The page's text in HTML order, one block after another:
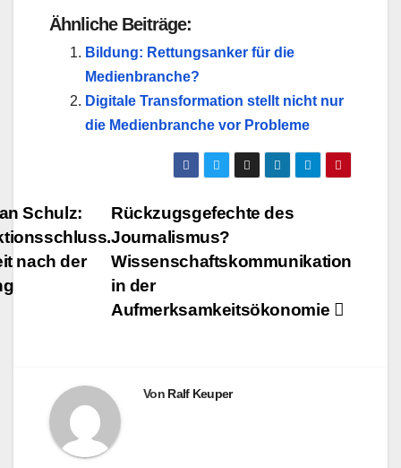
Ähnliche Beiträge:
Bildung: Rettungsanker für die
Medienbranche?
Digitale Transformation stellt nicht nur
die Medienbranche vor Probleme
Beitragsnavigation
Rückzugsgefechte des
Journalismus?
Wissenschaftskommunikation
in der
Aufmerksamkeitsökonomie
Schulz:
nach der
Von Ralf Keuper